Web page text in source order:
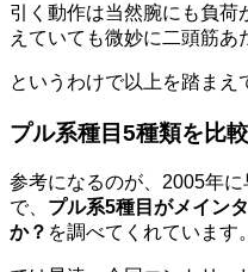
引く動作は当然腕にも負荷
えていても微妙に二頭筋あ
というわけで以上を踏まえ
プル系種目5種類を比
参考になるのが、2005年
で、 プル系5種目がメイン
か？ を調べてくれています。